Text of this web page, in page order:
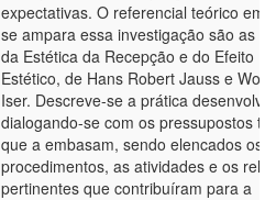
expectativas. O referencial teórico em
se ampara essa investigação são as
da Estética da Recepção e do Efeito
Estético, de Hans Robert Jauss e
Iser. Descreve-se a prática
dialogando-se com os pressupostos
que a embasam, sendo elencados os
procedimentos, as atividades e os
pertinentes que contribuíram para a